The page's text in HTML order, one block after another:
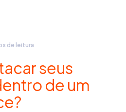
de leitura
seus
de um